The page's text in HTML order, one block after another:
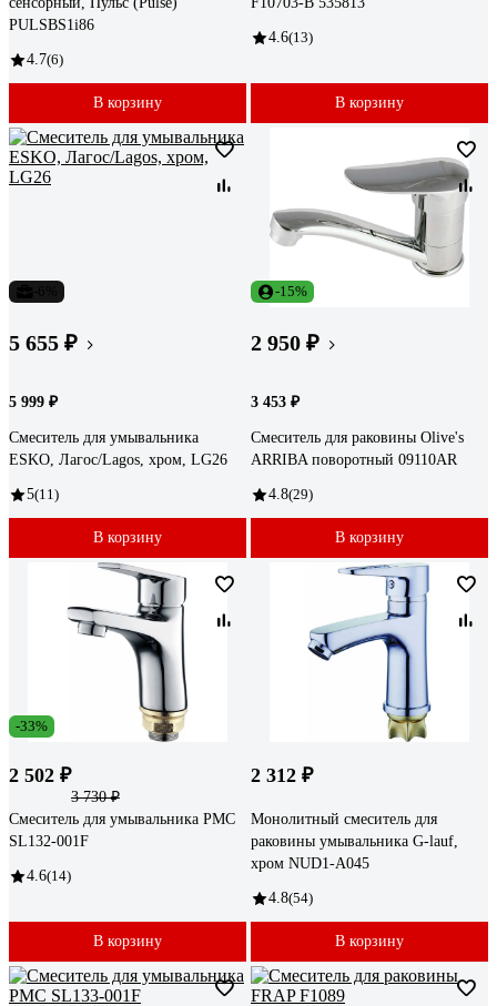
PULSBS1i86
4.7(6)
В корзину
4.6(13)
В корзину
5 655 ₽
5 999 ₽
Смеситель для умывальника
ESKO, Лагос/Lagos, хром, LG26
5(11)
В корзину
-15%
2 950 ₽
3 453 ₽
Смеситель для раковины Olive's
ARRIBA поворотный 09110AR
4.8(29)
В корзину
-33%
2 502 ₽
3 730 ₽
Смеситель для умывальника РМС
SL132-001F
4.6(14)
В корзину
2 312 ₽
Монолитный смеситель для
раковины умывальника G-lauf,
хром NUD1-A045
4.8(54)
В корзину